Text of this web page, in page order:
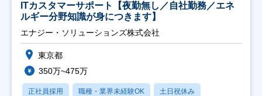
ITカスタマーサポート【夜勤無し／自社勤務／エネ
ルギー分野知識が身につきます】
エナジー・ソリューションズ株式会社
東京都
350万~475万
正社員採用 職種・業界未経験OK 土日祝休み